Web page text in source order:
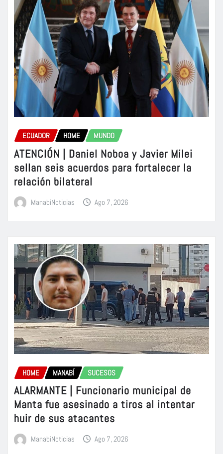
ECUADOR HOME MUNDO
ATENCIÓN | Daniel Noboa y Javier Milei
sellan seis acuerdos para fortalecer la
relación bilateral
ManabiNoticias Ago 7, 2026
HOME MANABÍ SUCESOS
ALARMANTE | Funcionario municipal de
Manta fue asesinado a tiros al intentar
huir de sus atacantes
ManabiNoticias Ago 7, 2026